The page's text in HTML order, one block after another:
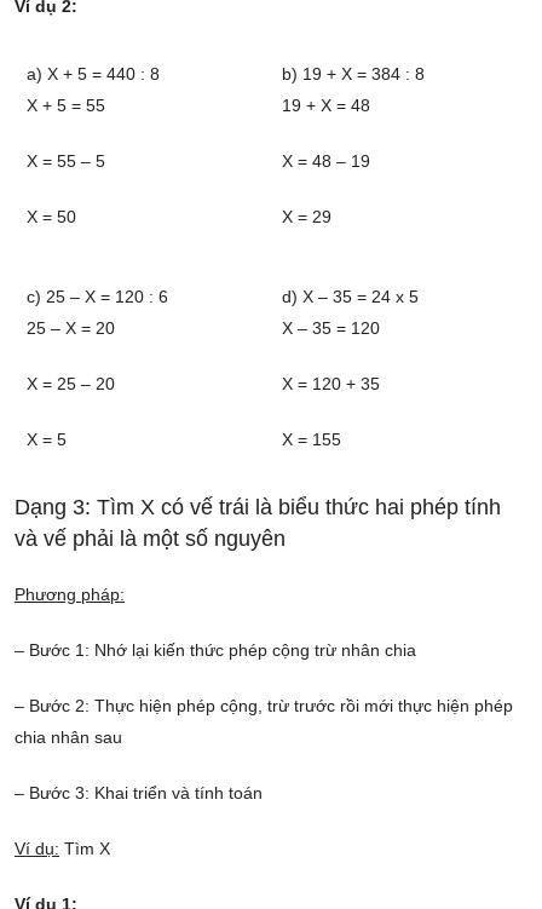
Ví dụ 2:
a) X + 5 = 440 : 8
X + 5 = 55
X = 55 – 5
X = 50
b) 19 + X = 384 : 8
19 + X = 48
X = 48 – 19
X = 29
c) 25 – X = 120 : 6
25 – X = 20
X = 25 – 20
X = 5
d) X – 35 = 24 x 5
X – 35 = 120
X = 120 + 35
X = 155
Dạng 3: Tìm X có vế trái là biểu thức hai phép tính
và vế phải là một số nguyên
Phương pháp:
– Bước 1: Nhớ lại kiến thức phép cộng trừ nhân chia
– Bước 2: Thực hiện phép cộng, trừ trước rồi mới thực hiện phép
chia nhân sau
– Bước 3: Khai triển và tính toán
Ví dụ: Tìm X
Ví dụ 1: